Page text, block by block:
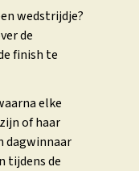
wedstrijdje?
de
finish te
elke
of haar
dagwinnaar
tijdens de